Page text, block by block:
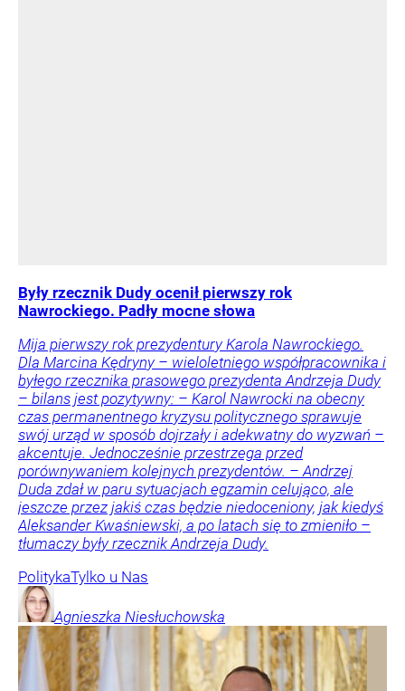
Były rzecznik Dudy ocenił pierwszy rok
Nawrockiego. Padły mocne słowa
Mija pierwszy rok prezydentury Karola Nawrockiego.
Dla Marcina Kędryny – wieloletniego współpracownika i
byłego rzecznika prasowego prezydenta Andrzeja Dudy
– bilans jest pozytywny: – Karol Nawrocki na obecny
czas permanentnego kryzysu politycznego sprawuje
swój urząd w sposób dojrzały i adekwatny do wyzwań –
akcentuje. Jednocześnie przestrzega przed
porównywaniem kolejnych prezydentów. – Andrzej
Duda zdał w paru sytuacjach egzamin celująco, ale
jeszcze przez jakiś czas będzie niedoceniony, jak kiedyś
Aleksander Kwaśniewski, a po latach się to zmieniło –
tłumaczy były rzecznik Andrzeja Dudy.
PolitykaTylko u Nas
Agnieszka Niesłuchowska